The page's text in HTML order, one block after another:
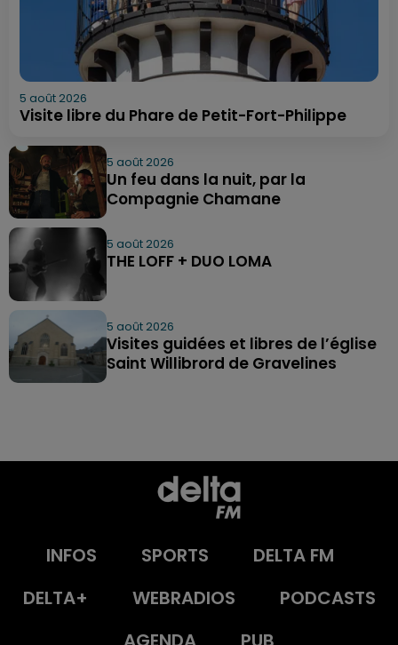
5 août 2026
Visite libre du Phare de Petit-Fort-Philippe
5 août 2026
Un feu dans la nuit, par la
Compagnie Chamane
5 août 2026
THE LOFF + DUO LOMA
5 août 2026
Visites guidées et libres de l’église
Saint Willibrord de Gravelines
INFOS SPORTS
DELTA FM
DELTA+
WEBRADIOS
PODCASTS